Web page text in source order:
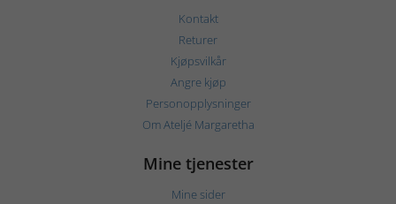
Kontakt
Returer
Kjøpsvilkår
Angre kjøp
Personopplysninger
Om Ateljé Margaretha
Mine tjenester
Mine sider